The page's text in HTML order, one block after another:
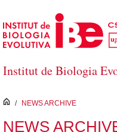
Salta al contingut principal
Institut de Biologia
inici
/ NEWS ARCHIVE
NEWS